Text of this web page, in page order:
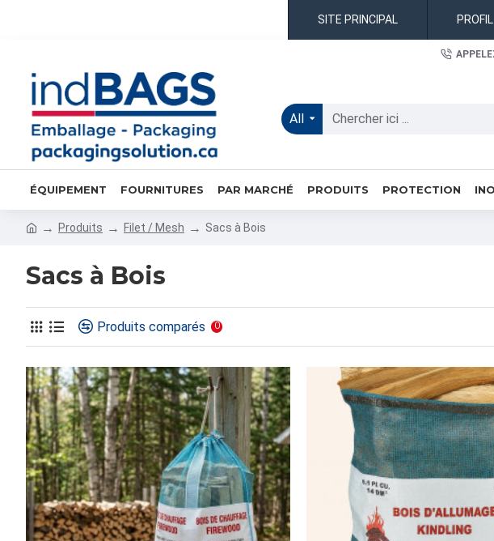
SITE PRINCIPAL PROFIL
All
ÉQUIPEMENT FOURNITURES PAR MARCHÉ PRODUITS PROTECTION
Produits Filet / Mesh Sacs à Bois
Sacs à Bois
Produits comparés 0